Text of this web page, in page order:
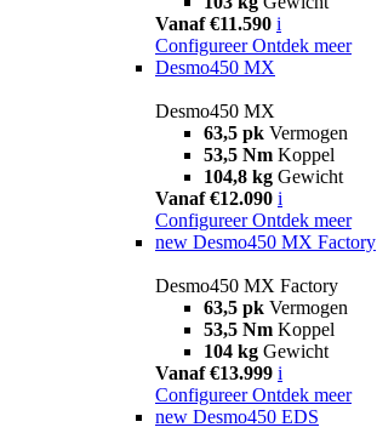
Vanaf €11.590 i
Configureer Ontdek meer
Desmo450 MX
Desmo450 MX
63,5 pk Vermogen
53,5 Nm Koppel
104,8 kg Gewicht
Vanaf €12.090 i
Configureer Ontdek meer
new Desmo450 MX Factory
Desmo450 MX Factory
63,5 pk Vermogen
53,5 Nm Koppel
104 kg Gewicht
Vanaf €13.999 i
Configureer Ontdek meer
new Desmo450 EDS